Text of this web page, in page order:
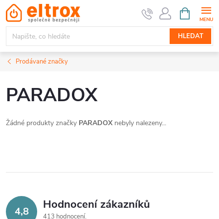
Přejít
na
obsah
HLEDAT
NÁKUPNÍ
KOŠÍK
Prodávané značky
PARADOX
Žádné produkty značky PARADOX nebyly nalezeny...
4,8 Hodnocení zákazníků
413 hodnocení